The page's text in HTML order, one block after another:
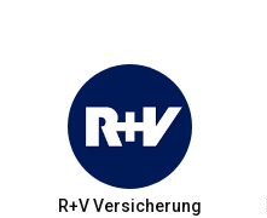
R+V Versicherung